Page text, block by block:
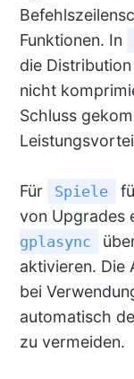
Funktionen. In
die
nicht
Schluss
Für Spiele
von Upgrades
gplasync
aktivieren. Die
bei
automatisch
zu vermeiden.